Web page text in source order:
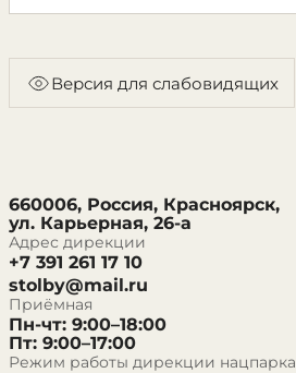
Версия для слабовидящих
660006, Россия, Красноярск,
ул. Карьерная, 26-а
Адрес дирекции
+7 391 261 17 10
stolby@mail.ru
Приёмная
Пн-чт: 9:00–18:00
Пт: 9:00–17:00
Режим работы дирекции нацпарка